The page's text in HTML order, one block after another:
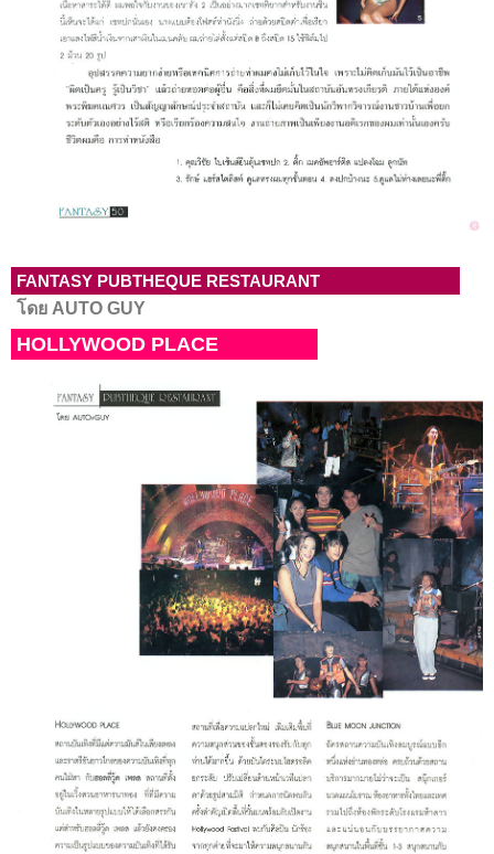
FANTASY PUBTHEQUE RESTAURANT
โดย AUTO GUY
HOLLYWOOD PLACE